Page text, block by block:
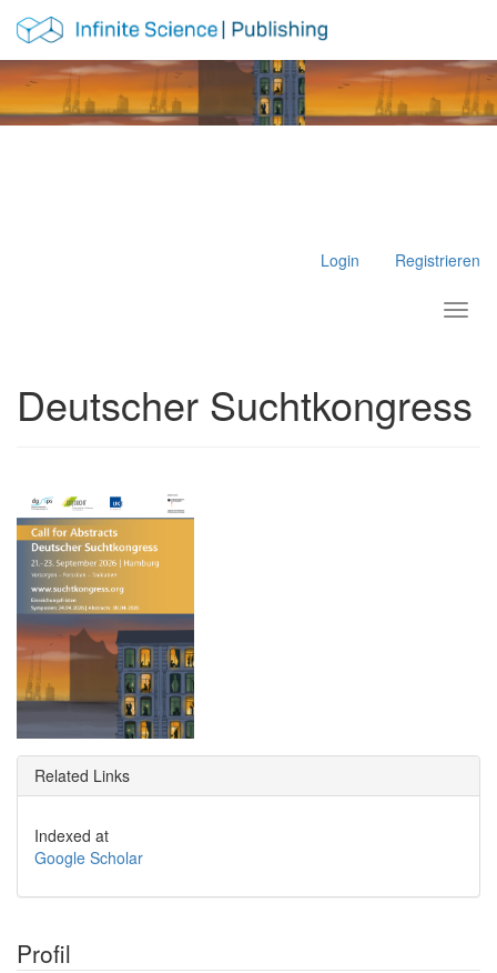
Hauptinhalt
Sidebar
Login Registrieren
Deutscher Suchtkongress
Related Links
Indexed at
Google Scholar
Profil